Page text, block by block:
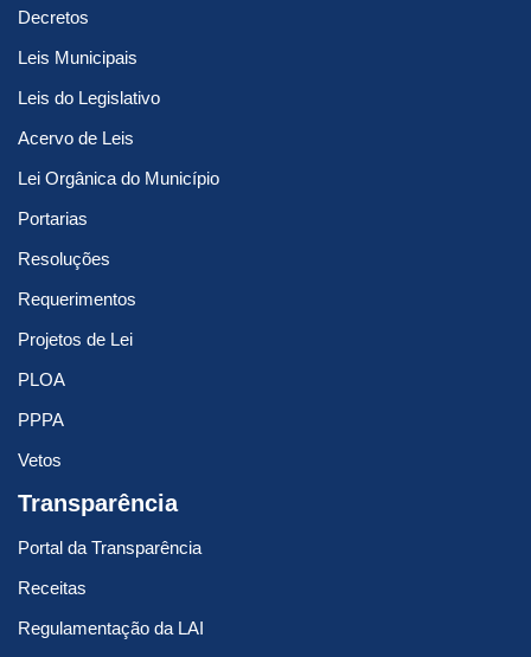
Decretos
Leis Municipais
Leis do Legislativo
Acervo de Leis
Lei Orgânica do Município
Portarias
Resoluções
Requerimentos
Projetos de Lei
PLOA
PPPA
Vetos
Transparência
Portal da Transparência
Receitas
Regulamentação da LAI